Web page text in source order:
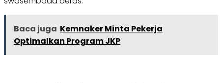
Baca juga Kemnaker Minta Pekerja
Optimalkan Program JKP